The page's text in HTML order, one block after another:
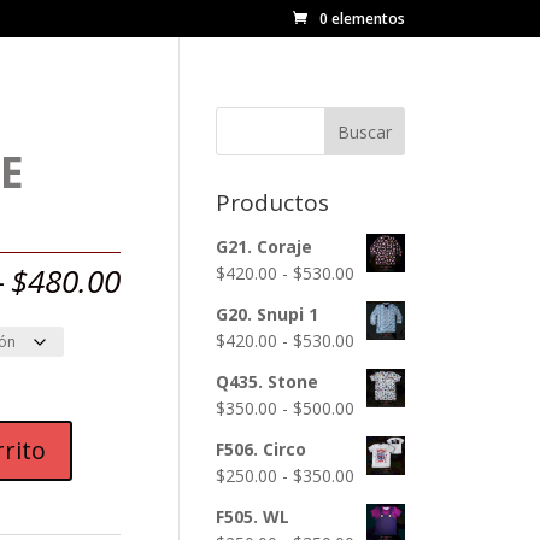
0 elementos
$480.00Rango
precios:
$450.00
$480.00
Buscar
Productos
G21. Coraje
$420.00 - $530.00 Rango
de
precios:
$420.00
hasta
$530.00
G20. Snupi 1
$420.00 - $530.00 Rango
de
precios:
$420.00
hasta
$530.00
Q435. Stone
$350.00 - $500.00 Rango
de
precios:
$350.00
F506. Circo
$250.00 - $350.00 Rango
de
precios:
F505. WL